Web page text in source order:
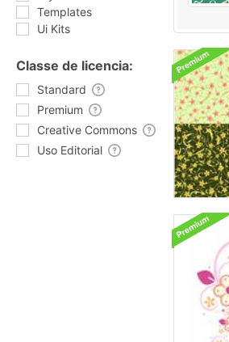
Templates
Ui Kits
Classe de licencia:
Standard
Premium
Creative Commons
Uso Editorial